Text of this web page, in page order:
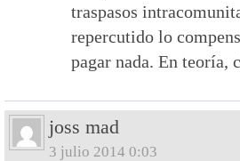
traspasos
repercutido lo
pagar nada. En teoría,
joss mad
3 julio 2014 0:03